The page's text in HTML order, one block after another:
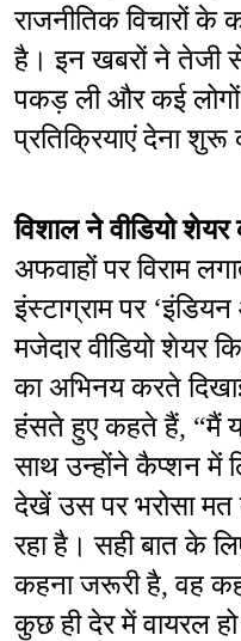
राजनीतिक विचारों के
है। इन खबरों ने तेजी से
पकड़ ली और कई
प्रतिक्रियाएं देना शुरू
विशाल ने वीडियो शेयर
अफवाहों पर विराम
इंस्टाग्राम पर
मजेदार वीडियो शेयर
का अभिनय करते
हंसते हुए कहते हैं, “मैं
साथ उन्होंने कैप्शन में
देखें उस पर भरोसा मत
रहा है। सही बात के
कहना जरूरी है, वह
कुछ ही देर में वायरल